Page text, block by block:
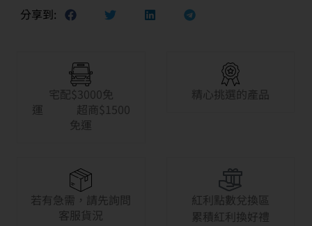
分享到:
宅配$3000免
運 超商$1500
免運
精心挑選的產品
若有急需，請先詢問
客服貨況
紅利點數兌換區
累積紅利換好禮